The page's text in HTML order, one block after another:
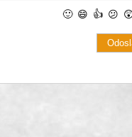
🙂 😄 👍 😕